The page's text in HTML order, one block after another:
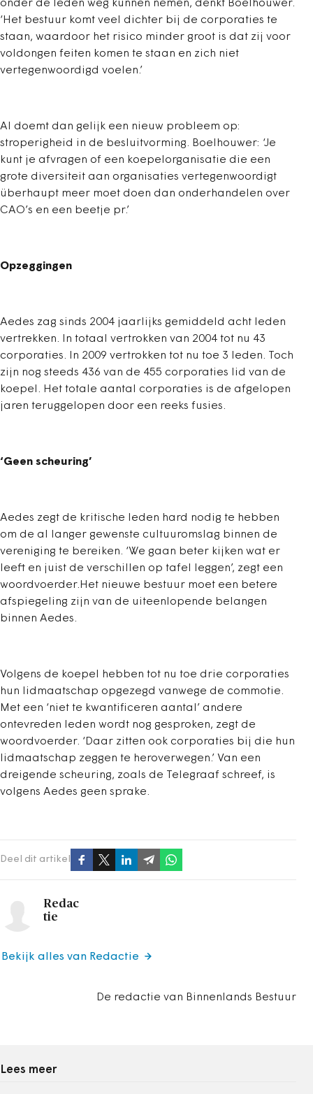
onder de leden weg kunnen nemen, denkt Boelhouwer.
‘Het bestuur komt veel dichter bij de corporaties te
staan, waardoor het risico minder groot is dat zij voor
voldongen feiten komen te staan en zich niet
vertegenwoordigd voelen.’
Al doemt dan gelijk een nieuw probleem op:
stroperigheid in de besluitvorming. Boelhouwer: ‘Je
kunt je afvragen of een koepelorganisatie die een
grote diversiteit aan organisaties vertegenwoordigt
überhaupt meer moet doen dan onderhandelen over
CAO’s en een beetje pr.’
Opzeggingen
Aedes zag sinds 2004 jaarlijks gemiddeld acht leden
vertrekken. In totaal vertrokken van 2004 tot nu 43
corporaties. In 2009 vertrokken tot nu toe 3 leden. Toch
zijn nog steeds 436 van de 455 corporaties lid van de
koepel. Het totale aantal corporaties is de afgelopen
jaren teruggelopen door een reeks fusies.
‘Geen scheuring’
Aedes zegt de kritische leden hard nodig te hebben
om de al langer gewenste cultuuromslag binnen de
vereniging te bereiken. ‘We gaan beter kijken wat er
leeft en juist de verschillen op tafel leggen’, zegt een
woordvoerder.Het nieuwe bestuur moet een betere
afspiegeling zijn van de uiteenlopende belangen
binnen Aedes.
Volgens de koepel hebben tot nu toe drie corporaties
hun lidmaatschap opgezegd vanwege de commotie.
Met een ‘niet te kwantificeren aantal’ andere
ontevreden leden wordt nog gesproken, zegt de
woordvoerder. ‘Daar zitten ook corporaties bij die hun
lidmaatschap zeggen te heroverwegen.’ Van een
dreigende scheuring, zoals de Telegraaf schreef, is
volgens Aedes geen sprake.
Deel dit artikel
Redac
tie
De redactie van Binnenlands Bestuur
Bekijk alles van Redactie
Lees meer